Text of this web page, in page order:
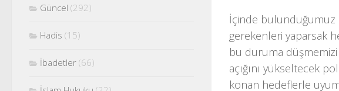
İçinde bulunduğumuz
gerekenleri yaparsak
bu duruma
açığını yükseltecek
konan hedeflerle
Güncel (292)
Hadis (15)
İbadetler (66)